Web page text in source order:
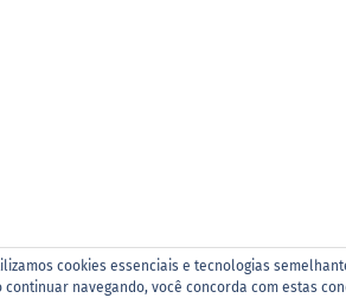
cookies essenciais e tecnologias
continuar navegando, você concorda com estas